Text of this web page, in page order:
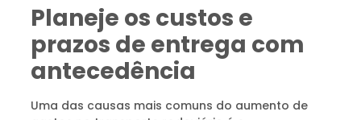
Planeje os custos e
prazos de entrega com
antecedência
Uma das causas mais comuns do aumento de